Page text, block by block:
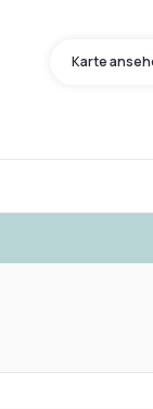
Karte